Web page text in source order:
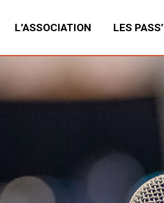
L’ASSOCIATION LES PASS’